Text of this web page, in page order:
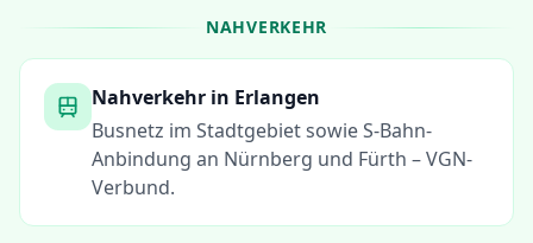
NAHVERKEHR
Nahverkehr in Erlangen
Busnetz im Stadtgebiet sowie S-Bahn-
Anbindung an Nürnberg und Fürth – VGN-
Verbund.